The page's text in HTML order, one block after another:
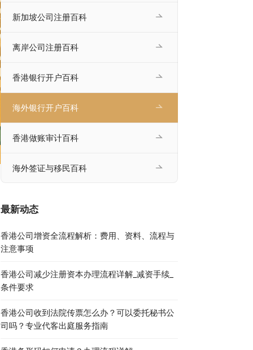
新加坡公司注册百科
离岸公司注册百科
香港银行开户百科
海外银行开户百科
香港做账审计百科
海外签证与移民百科
最新动态
香港公司增资全流程解析：费用、资料、流程与
注意事项
香港公司减少注册资本办理流程详解_减资手续_
条件要求
香港公司收到法院传票怎么办？可以委托秘书公
司吗？专业代客出庭服务指南